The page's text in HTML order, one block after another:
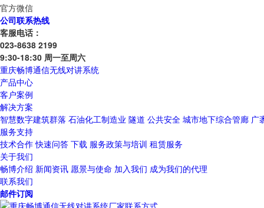
官方微信
公司联系热线
客服电话：
023-8638 2199
9:30-18:30 周一至周六
重庆畅博通信无线对讲系统
产品中心
客户案例
解决方案
智慧数字建筑群落 石油化工制造业 隧道 公共安全 城市地下综合管廊 广
服务支持
技术合作 快速问答 下载 服务政策与培训 租赁服务
关于我们
畅博介绍 新闻资讯 愿景与使命 加入我们 成为我们的代理
联系我们
邮件订阅